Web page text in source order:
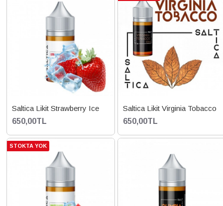
Saltica Likit Strawberry Ice
650,00TL
Saltica Likit Virginia Tobacco
650,00TL
STOKTA YOK